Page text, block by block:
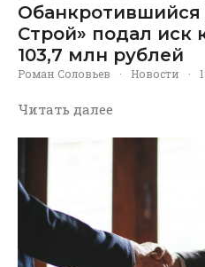
Строй» подал иск
103,7 млн рублей
Роман Соловьев · Новости ·
Читать далее